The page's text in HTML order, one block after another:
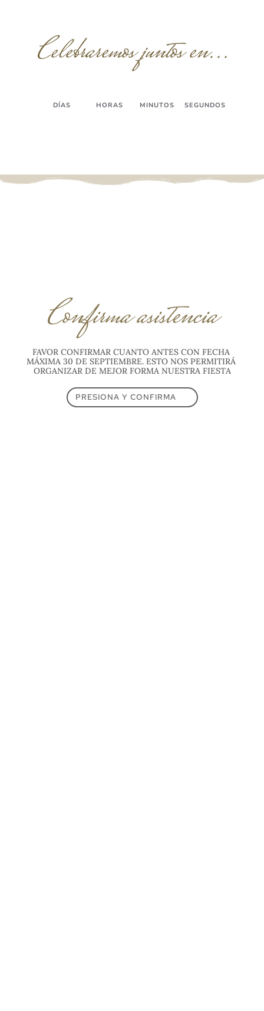
Celebraremos juntos en...
DÍAS HORAS MINUTOS SEGUNDOS
Confirma asistencia
FAVOR CONFIRMAR CUANTO ANTES CON FECHA
MÁXIMA 30 DE SEPTIEMBRE. ESTO NOS PERMITIRÁ
ORGANIZAR DE MEJOR FORMA NUESTRA FIESTA
PRESIONA Y CONFIRMA